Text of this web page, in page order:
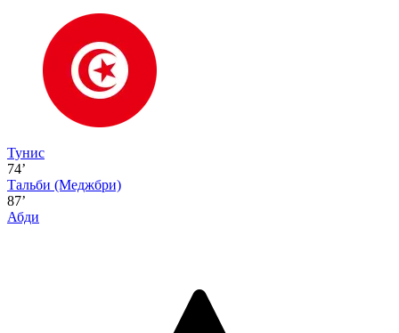
Тунис
74’
Тальби (Меджбри)
87’
Абди